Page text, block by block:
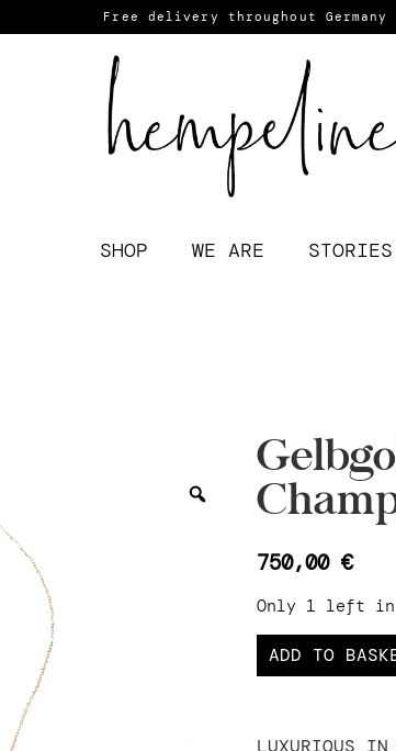
Free delivery throughout Germany
SHOP WE ARE STORIES
750,00 €
Only 1 left in
ADD TO
LUXURIOUS IN